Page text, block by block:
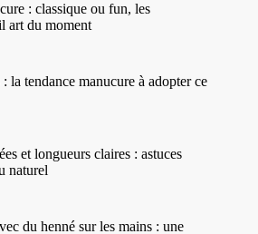
: classique ou fun, les
art du moment
la tendance manucure à adopter ce
et longueurs claires : astuces
naturel
du henné sur les mains : une